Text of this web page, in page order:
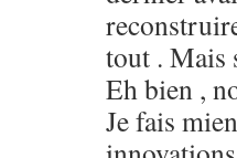
tout . Mais
Eh bien ,
Je fais